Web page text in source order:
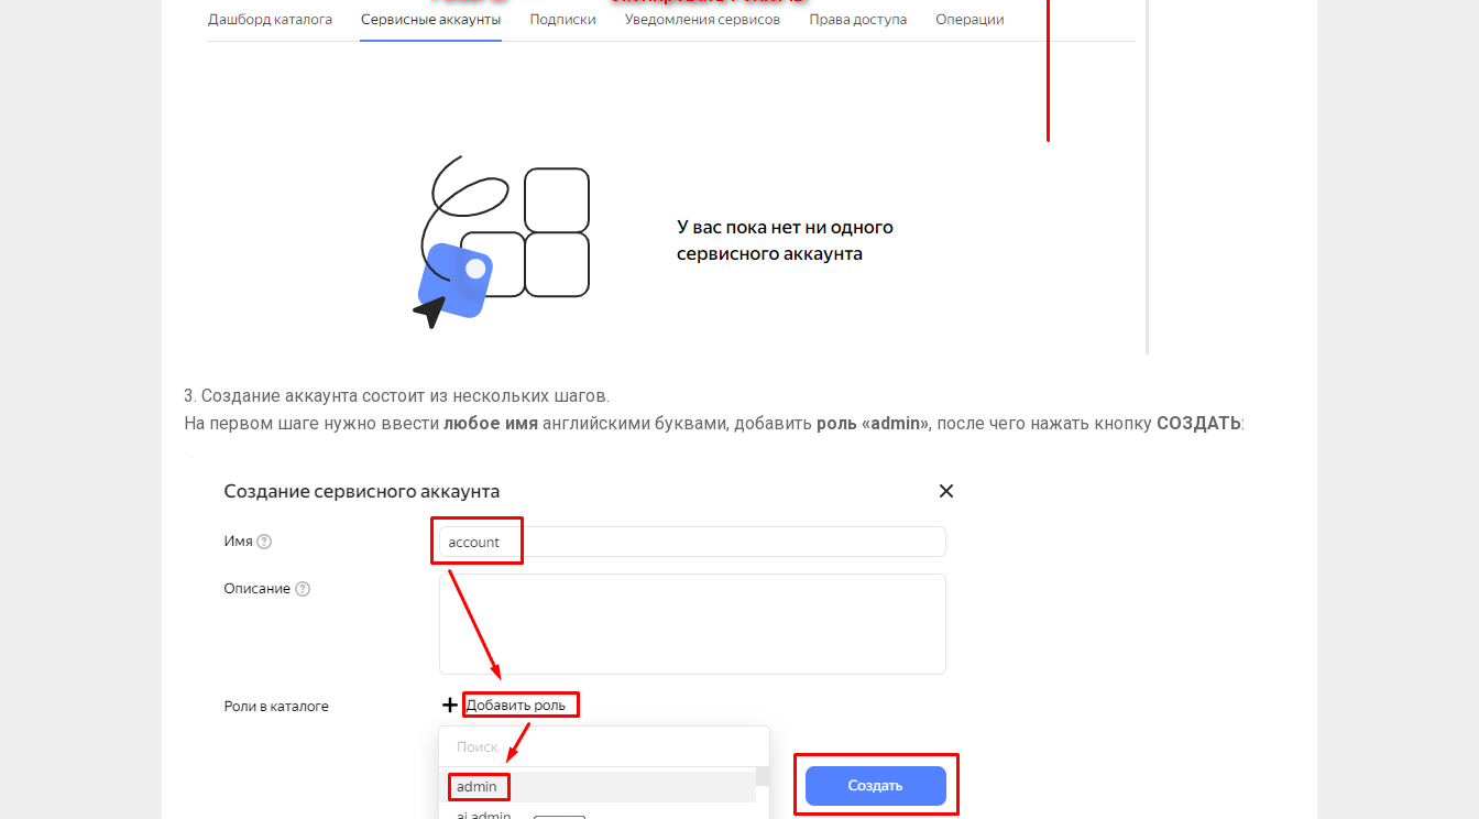
3. Создание аккаунта состоит из нескольких шагов.
На первом шаге нужно ввести любое имя английскими буквами, добавить роль «admin», после чего нажать кнопку СОЗДАТЬ: